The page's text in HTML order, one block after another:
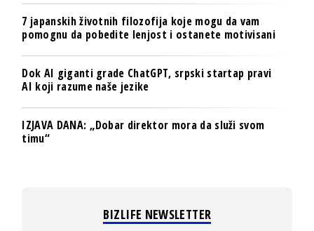
7 japanskih životnih filozofija koje mogu da vam
pomognu da pobedite lenjost i ostanete motivisani
Dok AI giganti grade ChatGPT, srpski startap pravi
AI koji razume naše jezike
IZJAVA DANA: „Dobar direktor mora da služi svom
timu“
BIZLIFE NEWSLETTER